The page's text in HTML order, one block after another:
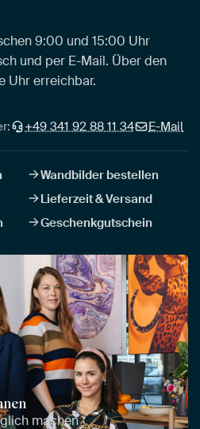
9:00 und 15:00 Uhr
und per E-Mail. Über den
Uhr erreichbar.
+49 341 92 88 11 34 E-Mail
Wandbilder bestellen
Lieferzeit & Versand
Geschenkgutschein
machen